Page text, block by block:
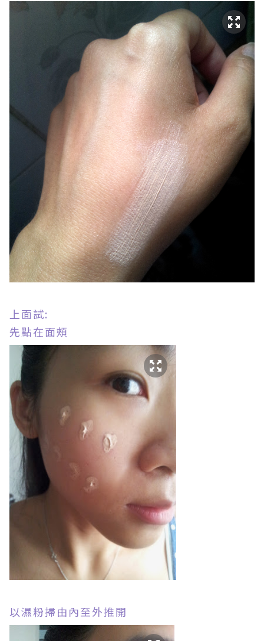
上面試:
先點在面頰
以濕粉掃由內至外推開